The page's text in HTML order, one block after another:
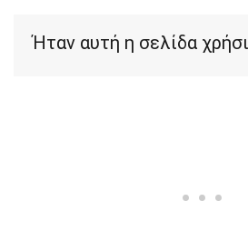
Ήταν αυτή η σελίδα